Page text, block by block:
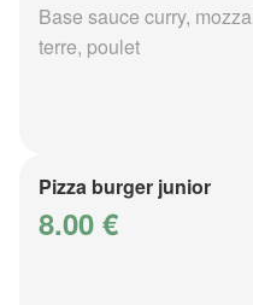
Base sauce curry,
terre, poulet
Pizza burger junior
8.00 €